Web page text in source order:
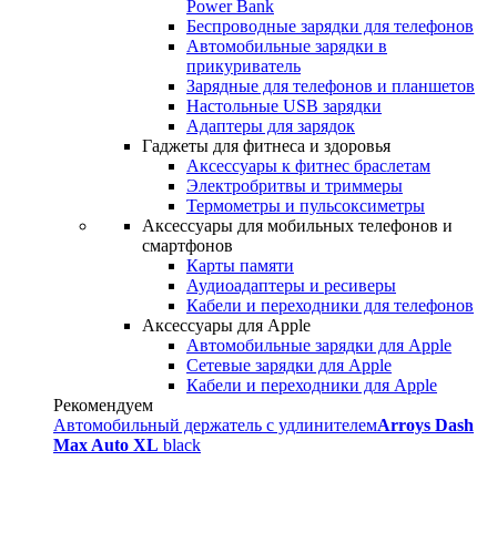
Power Bank
Беспроводные зарядки для телефонов
Автомобильные зарядки в
прикуриватель
Зарядные для телефонов и планшетов
Настольные USB зарядки
Адаптеры для зарядок
Гаджеты для фитнеса и здоровья
Аксессуары к фитнес браслетам
Электробритвы и триммеры
Термометры и пульсоксиметры
Аксессуары для мобильных телефонов и
смартфонов
Карты памяти
Аудиоадаптеры и ресиверы
Кабели и переходники для телефонов
Аксессуары для Apple
Автомобильные зарядки для Apple
Сетевые зарядки для Apple
Кабели и переходники для Apple
Рекомендуем
Автомобильный держатель с удлинителемArroys Dash
Max Auto XL black